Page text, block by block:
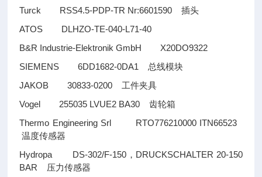
Turck RSS4.5-PDP-TR Nr:6601590插头
ATOS DLHZO-TE-040-L71-40
B&R Industrie-Elektronik GmbH X20DO9322
SIEMENS 6DD1682-0DA1 总线模块
JAKOB 30833-0200 工件夹具
Vogel 255035 LVUE2 BA30齿轮箱
Thermo Engineering Srl RTO776210000 ITN66523
温度传感器
Hydropa DS-302/F-150 ， DRUCKSCHALTER 20-150
BAR 压力传感器